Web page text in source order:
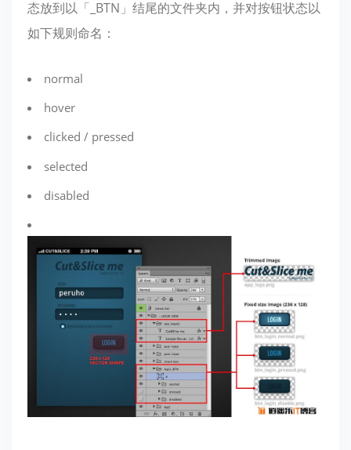
态放到以「_BTN」结尾的文件夹内，并对按钮状态以
如下规则命名：
normal
hover
clicked / pressed
selected
disabled